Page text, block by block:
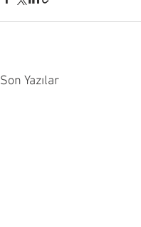
Son Yazılar